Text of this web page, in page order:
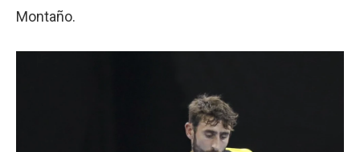
Montaño.